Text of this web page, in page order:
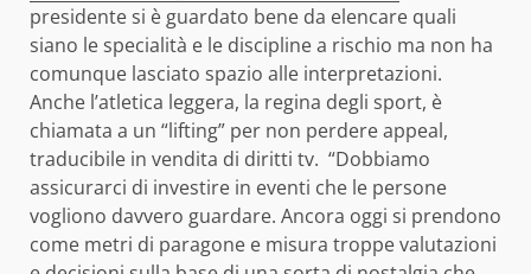
presidente si è guardato bene da elencare quali
siano le specialità e le discipline a rischio ma non ha
comunque lasciato spazio alle interpretazioni.
Anche l’atletica leggera, la regina degli sport, è
chiamata a un “lifting” per non perdere appeal,
traducibile in vendita di diritti tv. “Dobbiamo
assicurarci di investire in eventi che le persone
vogliono davvero guardare. Ancora oggi si prendono
come metri di paragone e misura troppe valutazioni